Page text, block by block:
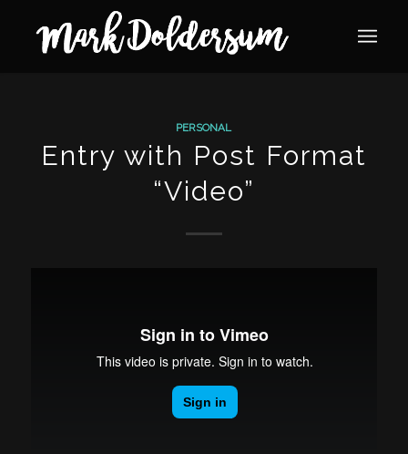
PERSONAL
Entry with Post Format
“Video”